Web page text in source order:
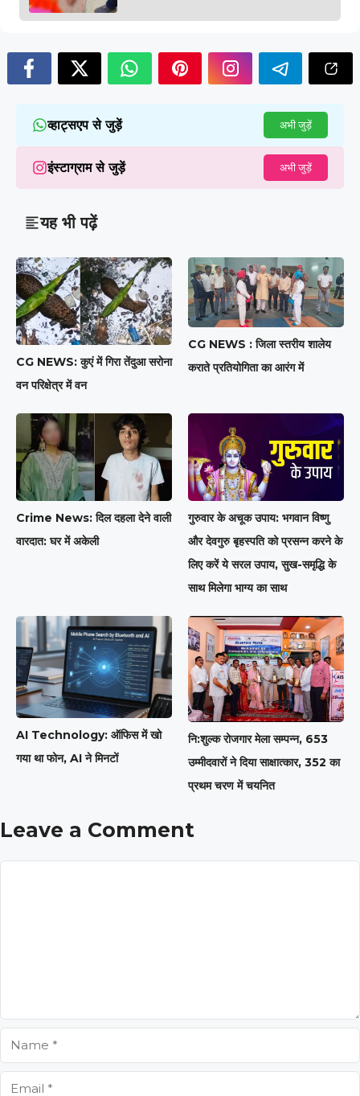
व्हाट्सएप से जुड़ें अभी जुड़ें
इंस्टाग्राम से जुड़ें अभी जुड़ें
यह भी पढ़ें
CG NEWS: कुएं में गिरा तेंदुआ सरोना
वन परिक्षेत्र में वन
CG NEWS : जिला स्तरीय शालेय
कराते प्रतियोगिता का आरंग में
Crime News: दिल दहला देने वाली
वारदात: घर में अकेली
गुरुवार के अचूक उपाय: भगवान विष्णु
और देवगुरु बृहस्पति को प्रसन्न करने के
लिए करें ये सरल उपाय, सुख-समृद्धि के
साथ मिलेगा भाग्य का साथ
AI Technology: ऑफिस में खो
गया था फोन, AI ने मिनटों
नि:शुल्क रोजगार मेला सम्पन्न, 653
उम्मीदवारों ने दिया साक्षात्कार, 352 का
प्रथम चरण में चयनित
Leave a Comment
Name
Email